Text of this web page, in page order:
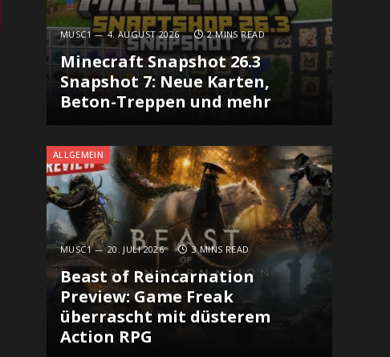
MUSC1 4. AUGUST 2026 2 MINS READ
Minecraft Snapshot 26.3
Snapshot 7: Neue Karten,
Beton-Treppen und mehr
ALLGEMEIN
MUSC1 20. JULI 2026 3 MINS READ
Beast of Reincarnation
Preview: Game Freak
überrascht mit düsterem
Action RPG